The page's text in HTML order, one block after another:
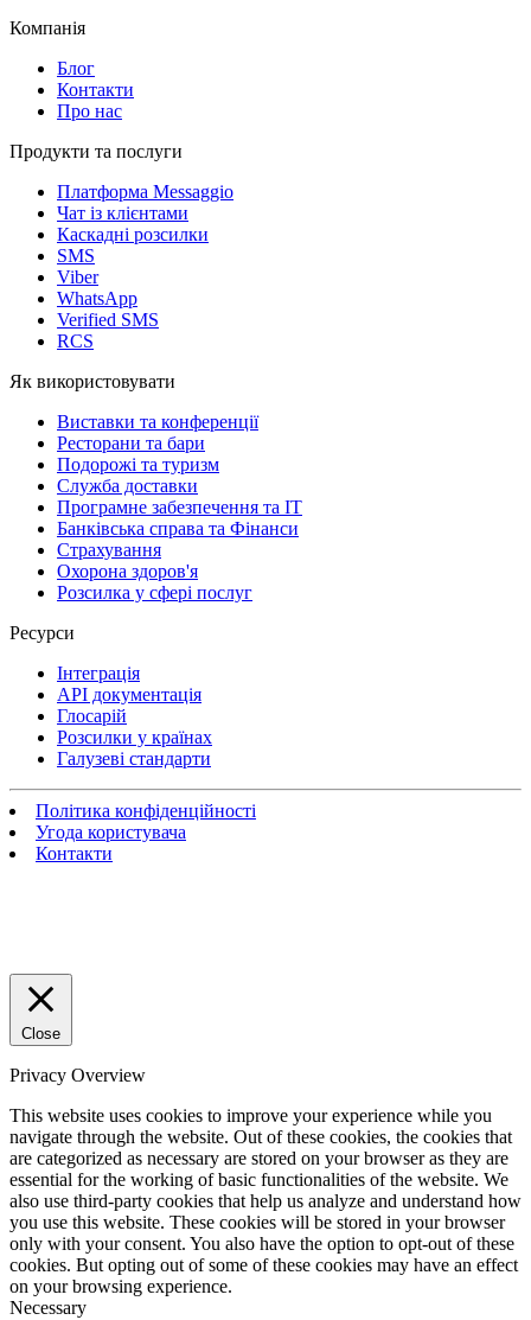
Компанія
Блог
Контакти
Про нас
Продукти та послуги
Платформа Messaggio
Чат із клієнтами
Каскадні розсилки
SMS
Viber
WhatsApp
Verified SMS
RCS
Як використовувати
Виставки та конференції
Ресторани та бари
Подорожі та туризм
Служба доставки
Програмне забезпечення та IT
Банківська справа та Фінанси
Страхування
Охорона здоров'я
Розсилка у сфері послуг
Ресурси
Інтеграція
API документація
Глосарій
Розсилки у країнах
Галузеві стандарти
Політика конфіденційності
Угода користувача
Контакти
Close
Privacy Overview
This website uses cookies to improve your experience while you
navigate through the website. Out of these cookies, the cookies that
are categorized as necessary are stored on your browser as they are
essential for the working of basic functionalities of the website. We
also use third-party cookies that help us analyze and understand how
you use this website. These cookies will be stored in your browser
only with your consent. You also have the option to opt-out of these
cookies. But opting out of some of these cookies may have an effect
on your browsing experience.
Necessary